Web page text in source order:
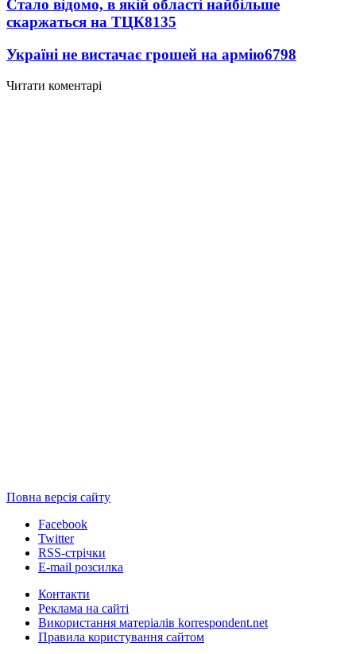
Стало відомо, в якій області найбільше
скаржаться на ТЦК8135
Україні не вистачає грошей на армію6798
Читати коментарі
Повна версія сайту
Facebook
Twitter
RSS-стрічки
E-mail розсилка
Контакти
Реклама на сайті
Використання матеріалів korrespondent.net
Правила користування сайтом